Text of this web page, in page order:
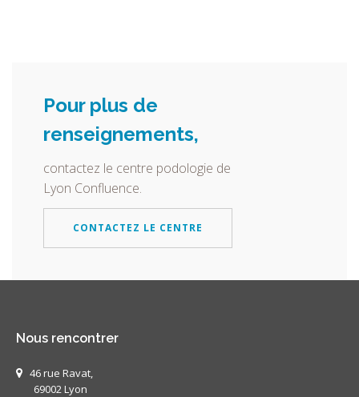
Pour plus de
renseignements,
contactez le centre podologie de
Lyon Confluence.
CONTACTEZ LE CENTRE
Nous rencontrer
46 rue Ravat,
69002 Lyon